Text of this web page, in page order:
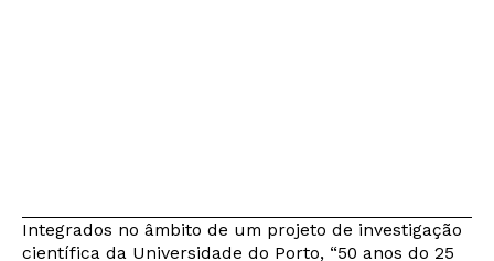
Integrados no âmbito de um projeto de investigação
científica da Universidade do Porto, “50 anos do 25